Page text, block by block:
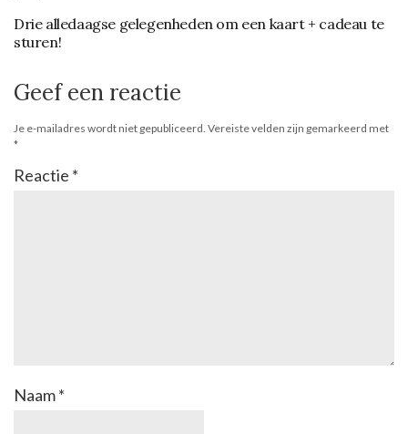
Drie alledaagse gelegenheden om een kaart + cadeau te
sturen!
Geef een reactie
Je e-mailadres wordt niet gepubliceerd. Vereiste velden zijn gemarkeerd met
*
Reactie *
Naam*